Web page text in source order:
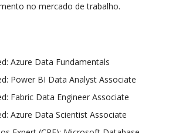
no mercado de trabalho.
Azure Data Fundamentals
Power BI Data Analyst Associate
Fabric Data Engineer Associate
Azure Data Scientist Associate